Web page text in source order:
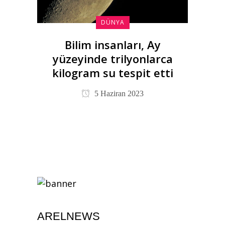
DÜNYA
Bilim insanları, Ay
yüzeyinde trilyonlarca
kilogram su tespit etti
5 Haziran 2023
ARELNEWS